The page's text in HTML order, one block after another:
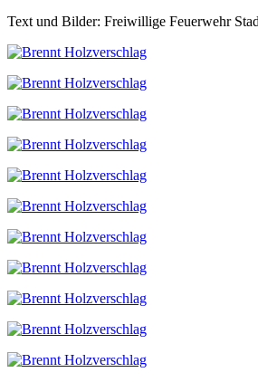
Text und Bilder: Freiwillige Feuerwehr